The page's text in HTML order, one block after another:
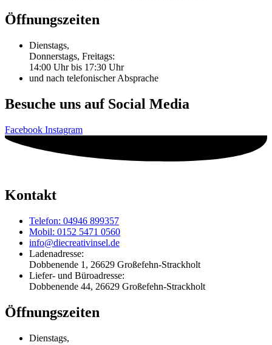
Öffnungszeiten
Dienstags,
Donnerstags, Freitags:
14:00 Uhr bis 17:30 Uhr
und nach telefonischer Absprache
Besuche uns auf Social Media
Facebook Instagram
Kontakt
Telefon: 04946 899357
Mobil: 0152 5471 0560
info@diecreativinsel.de
Ladenadresse:
Dobbenende 1, 26629 Großefehn-Strackholt
Liefer- und Büroadresse:
Dobbenende 44, 26629 Großefehn-Strackholt
Öffnungszeiten
Dienstags,